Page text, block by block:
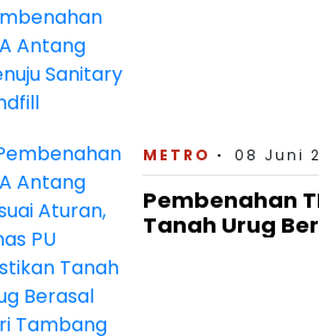
METRO 08 Juni
Pembenahan
Tanah Urug